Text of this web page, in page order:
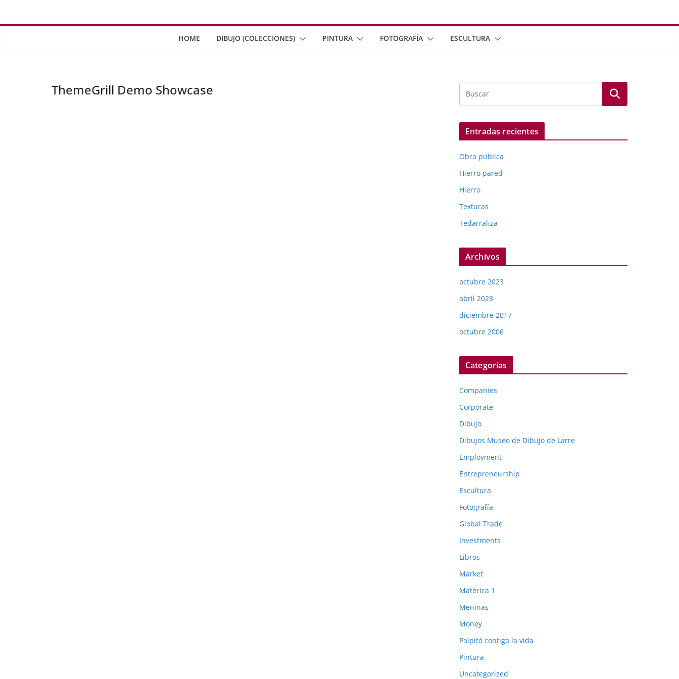
HOME DIBUJO (COLECCIONES) PINTURA FOTOGRAFÍA ESCULTURA
ThemeGrill Demo Showcase
Entradas recientes
Obra pública
Hierro pared
Hierro
Texturas
Tedarraliza
Archivos
octubre 2023
abril 2023
diciembre 2017
octubre 2006
Categorías
Companies
Corporate
Dibujo
Dibujos Museo de Dibujo de Larre
Employment
Entrepreneurship
Escultura
Fotografía
Global Trade
Investments
Libros
Market
Matérica 1
Meninas
Money
Palpitó contigo la vida
Pintura
Uncategorized